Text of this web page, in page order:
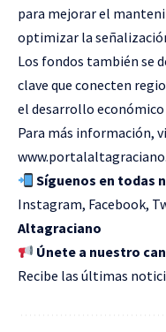
para mejorar el
optimizar la
Los fondos también se
clave que conecten
el desarrollo económico
Para más información,
Síguenos en todas
Instagram, Facebook,
Altagraciano
Únete a nuestro
Recibe las últimas